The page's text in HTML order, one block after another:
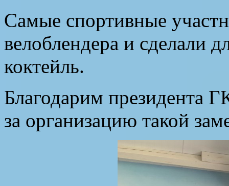
Самые спортивные
велоблендера и сделали
коктейль.
Благодарим президента
за организацию такой